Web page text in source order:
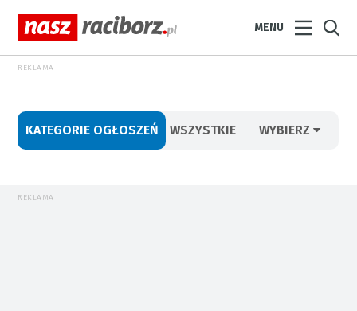
MENU
REKLAMA
KATEGORIE OGŁOSZEŃ WSZYSTKIE WYBIERZ
REKLAMA